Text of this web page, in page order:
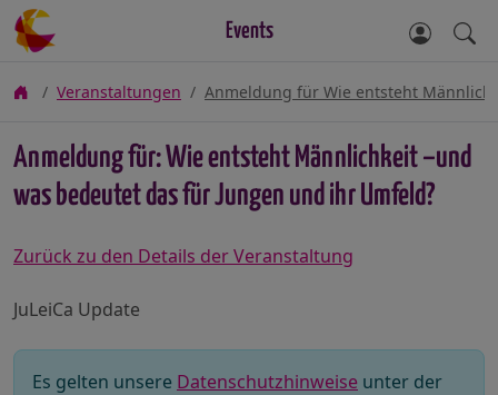
Events
Veranstaltungen Anmeldung für Wie entsteht
Anmeldung für: Wie entsteht Männlichkeit –und
was bedeutet das für Jungen und ihr Umfeld?
Zurück zu den Details der Veranstaltung
JuLeiCa Update
Es gelten unsere Datenschutzhinweise unter der